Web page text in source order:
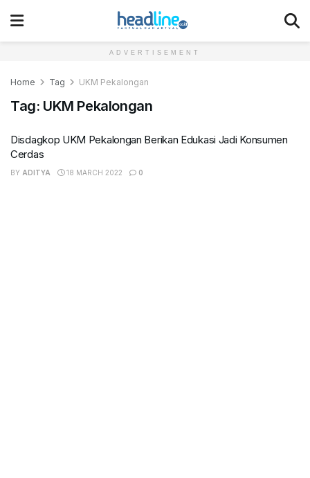
ADVERTISEMENT
Home Tag UKM Pekalongan
Tag: UKM Pekalongan
Disdagkop UKM Pekalongan Berikan Edukasi Jadi Konsumen
Cerdas
BY ADITYA 18 MARCH 2022 0